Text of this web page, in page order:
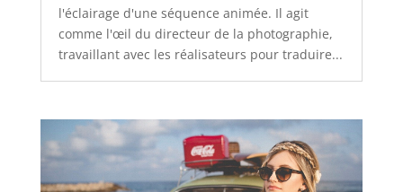
l'éclairage d'une séquence animée. Il agit
comme l'œil du directeur de la photographie,
travaillant avec les réalisateurs pour traduire...